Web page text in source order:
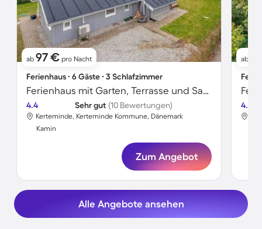
ab 97 € pro Nacht
Ferienhaus ∙ 6 Gäste ∙ 3 Schlafzimmer
Ferienhaus mit Garten, Terrasse und Sauna | Seeblick
4.4 Sehr gut (10 Bewertungen)
Kerteminde, Kerteminde Kommune, Dänemark
Kamin
Zum Angebot
ab
4.7
Alle Angebote ansehen